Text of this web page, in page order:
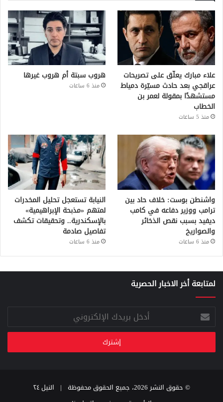
علاء مبارك يعلّق على تصريحات
عراقجي بعد حادث مسيّرة دمياط
مستشهدًا بمقولة لعمر بن
الخطاب
منذ 5 ساعات
هروب سبتة أم هروب غيرها
منذ 6 ساعات
واشنطن بوست: خلاف حاد بين
ترامب ووزير دفاعه في كامب
ديفيد بسبب نقص الذخائر
والصواريخ
منذ 6 ساعات
النيابة تستعجل تحليل المخدرات
لمتهم «مذبحة الإبراهيمية»
بالإسكندرية.. وتحقيقات تكشف
تفاصيل صادمة
منذ 6 ساعات
لمتابعة أخر الاخبار الحصرية
أدخل
بريدك
الإلكتروني
© حقوق النشر 2026، جميع الحقوق محفوظة |
النيل ٢٤